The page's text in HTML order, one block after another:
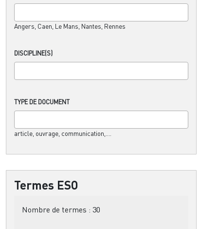
Angers, Caen, Le Mans, Nantes, Rennes
DISCIPLINE(S)
TYPE DE DOCUMENT
article, ouvrage, communication,....
Termes ESO
Nombre de termes : 30